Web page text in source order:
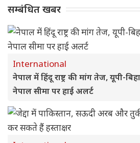
सम्बंधित खबर
International
नेपाल में हिंदू राष्ट्र की मांग तेज, यूपी-
नेपाल सीमा पर हाई अलर्ट